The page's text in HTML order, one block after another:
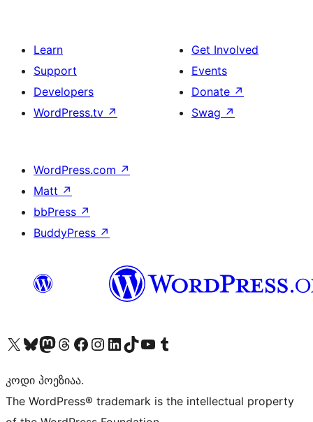
Learn
Support
Developers
WordPress.tv ↗
Get Involved
Events
Donate ↗
Swag ↗
WordPress.com ↗
Matt ↗
bbPress ↗
BuddyPress ↗
Visit our X (formerly Twitter) account
Visit our Bluesky account
Visit our Mastodon account
Visit our Threads account
Visit our Facebook page
Visit our Instagram account
Visit our LinkedIn account
Visit our TikTok account
Visit our YouTube channel
Visit our Tumblr account
კოდი პოეზიაა.
The WordPress® trademark is the intellectual property